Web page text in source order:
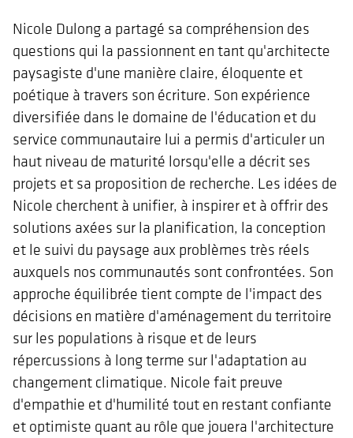
Nicole Dulong a partagé sa compréhension des
questions qui la passionnent en tant qu'architecte
paysagiste d'une manière claire, éloquente et
poétique à travers son écriture. Son expérience
diversifiée dans le domaine de l'éducation et du
service communautaire lui a permis d'articuler un
haut niveau de maturité lorsqu'elle a décrit ses
projets et sa proposition de recherche. Les idées de
Nicole cherchent à unifier, à inspirer et à offrir des
solutions axées sur la planification, la conception
et le suivi du paysage aux problèmes très réels
auxquels nos communautés sont confrontées. Son
approche équilibrée tient compte de l'impact des
décisions en matière d'aménagement du territoire
sur les populations à risque et de leurs
répercussions à long terme sur l'adaptation au
changement climatique. Nicole fait preuve
d'empathie et d'humilité tout en restant confiante
et optimiste quant au rôle que jouera l'architecture